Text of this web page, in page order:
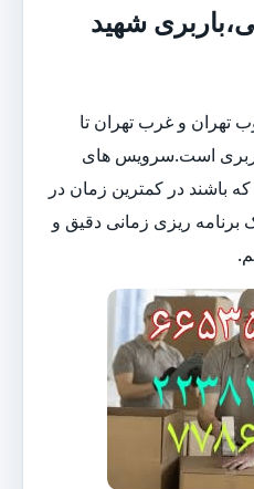
شهید
تهران و غرب تهران تا
است.سرویس های
باشند در کمترین زمان در
ریزی زمانی دقیق و